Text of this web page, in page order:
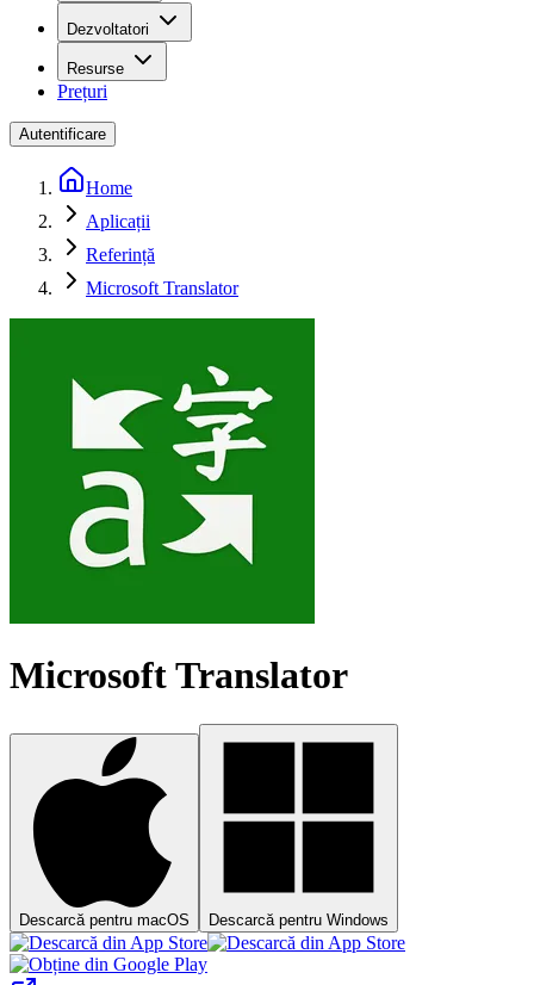
Dezvoltatori
Resurse
Prețuri
Autentificare
Home
Aplicații
Referință
Microsoft Translator
Microsoft Translator
Descarcă pentru macOS Descarcă pentru Windows